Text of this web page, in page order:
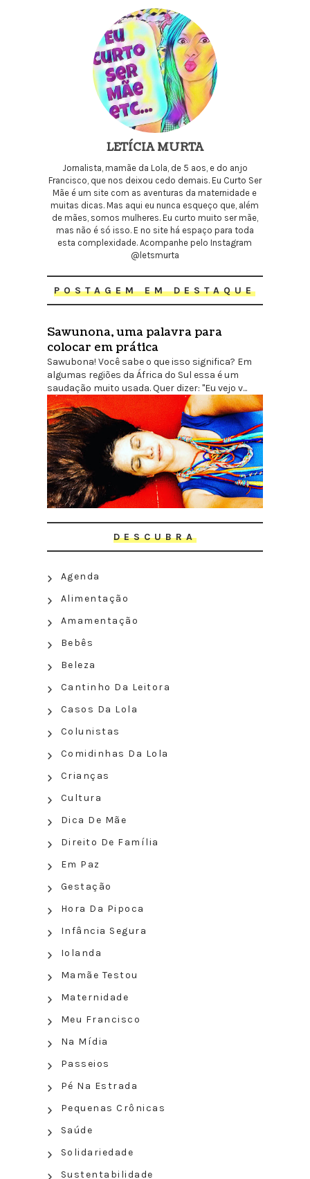
LETÍCIA MURTA
Jornalista, mamãe da Lola, de 5 aos, e do anjo
Francisco, que nos deixou cedo demais. Eu Curto Ser
Mãe é um site com as aventuras da maternidade e
muitas dicas. Mas aqui eu nunca esqueço que, além
de mães, somos mulheres. Eu curto muito ser mãe,
mas não é só isso. E no site há espaço para toda
esta complexidade. Acompanhe pelo Instagram
@letsmurta
POSTAGEM EM DESTAQUE
Sawunona, uma palavra para
colocar em prática
Sawubona! Você sabe o que isso significa? Em
algumas regiões da África do Sul essa é um
saudação muito usada. Quer dizer: "Eu vejo v...
DESCUBRA
Agenda
Alimentação
Amamentação
Bebês
Beleza
Cantinho Da Leitora
Casos Da Lola
Colunistas
Comidinhas Da Lola
Crianças
Cultura
Dica De Mãe
Direito De Família
Em Paz
Gestação
Hora Da Pipoca
Infância Segura
Iolanda
Mamãe Testou
Maternidade
Meu Francisco
Na Mídia
Passeios
Pé Na Estrada
Pequenas Crônicas
Saúde
Solidariedade
Sustentabilidade